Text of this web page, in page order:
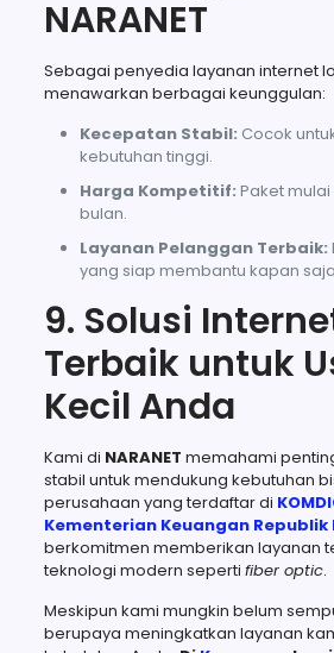
NARANET
Sebagai penyedia layanan internet
menawarkan berbagai keunggulan:
Kecepatan Stabil: Cocok
kebutuhan tinggi.
Harga Kompetitif: Paket
bulan.
Layanan Pelanggan Terbaik:
yang siap membantu kapan
9. Solusi
Terbaik untuk
Kecil Anda
Kami di NARANET memahami
stabil untuk mendukung kebutuhan
perusahaan yang terdaftar di
Kementerian Keuangan Republik
berkomitmen memberikan layanan
teknologi modern seperti fiber optic.
Meskipun kami mungkin belum
berupaya meningkatkan layanan